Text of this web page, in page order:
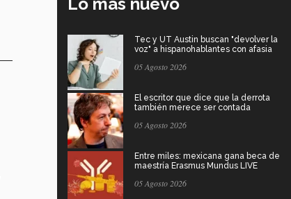
Tec y UT Austin buscan "devolver la
voz" a hispanohablantes con afasia
05 Agosto 2026
El escritor que dice que la derrota
también merece ser contada
05 Agosto 2026
Entre miles: mexicana gana beca de
maestría Erasmus Mundus LIVE
05 Agosto 2026